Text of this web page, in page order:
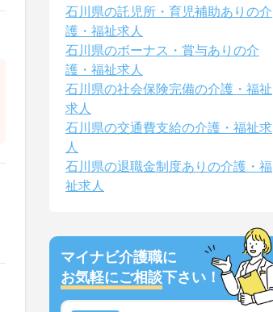
石川県の託児所・育児補助ありの介
護・福祉求人
石川県のボーナス・賞与ありの介
護・福祉求人
石川県の社会保険完備の介護・福祉
求人
石川県の交通費支給の介護・福祉求
人
石川県の退職金制度ありの介護・福
祉求人
マイナビ介護職に
お気軽にご相談下さい！